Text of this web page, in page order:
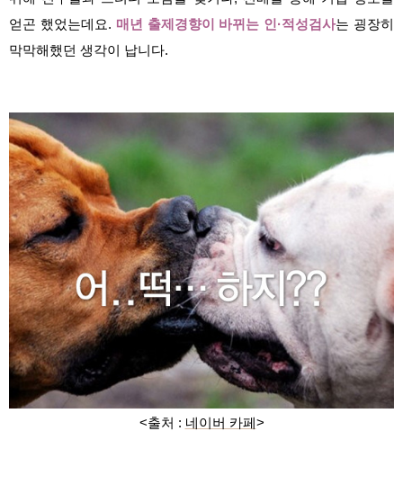
얻곤 했었는데요. 매년 출제경향이 바뀌는 인·적성검사는 굉장히
막막해했던 생각이 납니다.
<출처 : 네이버 카페 >